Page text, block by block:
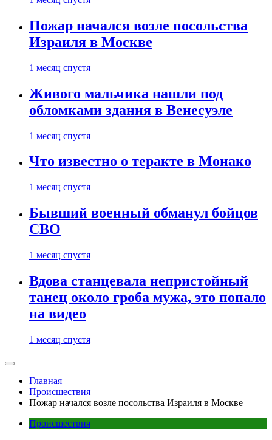
Пожар начался возле посольства
Израиля в Москве
1 месяц спустя
Живого мальчика нашли под
обломками здания в Венесуэле
1 месяц спустя
Что известно о теракте в Монако
1 месяц спустя
Бывший военный обманул бойцов
СВО
1 месяц спустя
Вдова станцевала непристойный
танец около гроба мужа, это попало
на видео
1 месяц спустя
Главная
Происшествия
Пожар начался возле посольства Израиля в Москве
Происшествия